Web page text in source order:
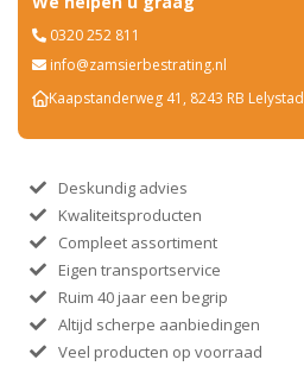
0320 252 811
info@zamsierbestrating.nl
Kaapstanderweg 41, 8243 RB Lelystad
Deskundig advies
Kwaliteitsproducten
Compleet assortiment
Eigen transportservice
Ruim 40 jaar een begrip
Altijd scherpe aanbiedingen
Veel producten op voorraad